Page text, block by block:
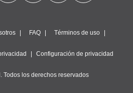
FAQ Términos de uso
Configuración de privacidad
Todos los derechos reservados